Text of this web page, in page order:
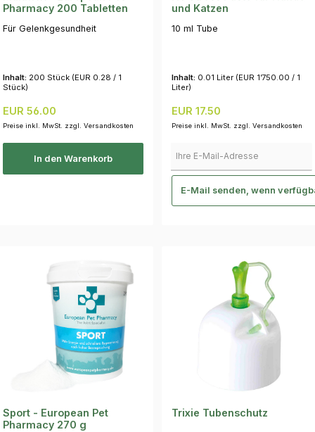
Pharmacy 200 Tabletten
Für Gelenkgesundheit
Inhalt: 200 Stück (EUR 0.28 / 1
Stück)
Regulärer Preis:
EUR 56.00
Preise inkl. MwSt. zzgl. Versandkosten
In den Warenkorb
und Katzen
10 ml Tube
Inhalt: 0.01 Liter (EUR 1’750.00 / 1
Liter)
Regulärer Preis:
EUR 17.50
Preise inkl. MwSt. zzgl. Versandkosten
E-Mail senden, wenn
Sport - European Pet
Pharmacy 270 g
Trixie Tubenschutz